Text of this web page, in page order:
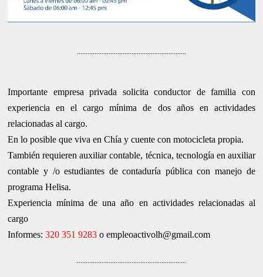
..............................................................
Importante empresa privada solicita conductor de familia con
experiencia en el cargo mínima de dos años en actividades
relacionadas al cargo.
En lo posible que viva en Chía y cuente con motocicleta propia.
También requieren auxiliar contable, técnica, tecnología en auxiliar
contable y /o estudiantes de contaduría pública con manejo de
programa Helisa.
Experiencia mínima de una año en actividades relacionadas al
cargo
Informes:320 351 9283 o empleoactivolh@gmail.com
..............................................................